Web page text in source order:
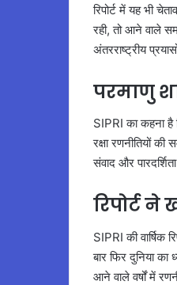
रिपोर्ट में यह भी
रही, तो आने वाले
अंतरराष्ट्रीय
परमाणु
SIPRI का कहना है
रक्षा रणनीतियों की
संवाद और
रिपोर्ट ने
SIPRI की वार्षिक
बार फिर दुनिया
आने वाले वर्षों में